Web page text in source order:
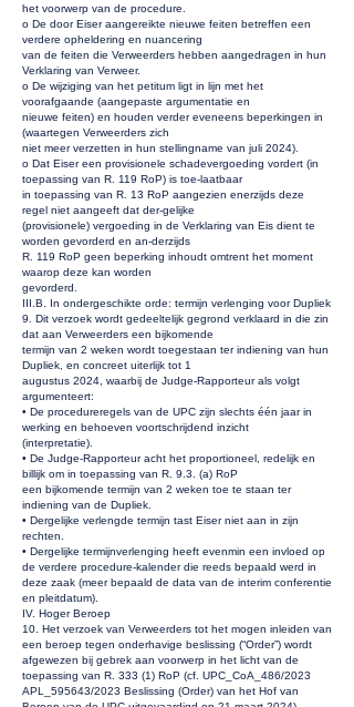
het voorwerp van de procedure.
o De door Eiser aangereikte nieuwe feiten betreffen een
verdere opheldering en nuancering
van de feiten die Verweerders hebben aangedragen in hun
Verklaring van Verweer.
o De wijziging van het petitum ligt in lijn met het
voorafgaande (aangepaste argumentatie en
nieuwe feiten) en houden verder eveneens beperkingen in
(waartegen Verweerders zich
niet meer verzetten in hun stellingname van juli 2024).
o Dat Eiser een provisionele schadevergoeding vordert (in
toepassing van R. 119 RoP) is toe-laatbaar
in toepassing van R. 13 RoP aangezien enerzijds deze
regel niet aangeeft dat der-gelijke
(provisionele) vergoeding in de Verklaring van Eis dient te
worden gevorderd en an-derzijds
R. 119 RoP geen beperking inhoudt omtrent het moment
waarop deze kan worden
gevorderd.
III.B. In ondergeschikte orde: termijn verlenging voor Dupliek
9. Dit verzoek wordt gedeeltelijk gegrond verklaard in die zin
dat aan Verweerders een bijkomende
termijn van 2 weken wordt toegestaan ter indiening van hun
Dupliek, en concreet uiterlijk tot 1
augustus 2024, waarbij de Judge-Rapporteur als volgt
argumenteert:
• De procedureregels van de UPC zijn slechts één jaar in
werking en behoeven voortschrijdend inzicht
(interpretatie).
• De Judge-Rapporteur acht het proportioneel, redelijk en
billijk om in toepassing van R. 9.3. (a) RoP
een bijkomende termijn van 2 weken toe te staan ter
indiening van de Dupliek.
• Dergelijke verlengde termijn tast Eiser niet aan in zijn
rechten.
• Dergelijke termijnverlenging heeft evenmin een invloed op
de verdere procedure-kalender die reeds bepaald werd in
deze zaak (meer bepaald de data van de interim conferentie
en pleitdatum).
IV. Hoger Beroep
10. Het verzoek van Verweerders tot het mogen inleiden van
een beroep tegen onderhavige beslissing (“Order”) wordt
afgewezen bij gebrek aan voorwerp in het licht van de
toepassing van R. 333 (1) RoP (cf. UPC_CoA_486/2023
APL_595643/2023 Beslissing (Order) van het Hof van